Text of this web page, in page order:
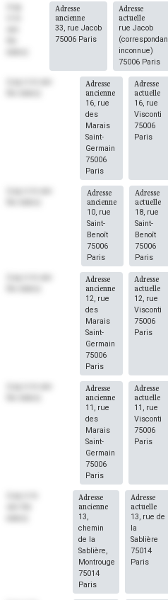
Adresse
ancienne
33, rue Jacob
75006 Paris
Adresse
actuelle
rue Jacob
inconnue)
75006 Paris
Adresse
ancienne
16, rue
des
Marais
Saint-
Germain
75006
Paris
Adresse
actuelle
16, rue
Visconti
75006
Paris
Adresse
ancienne
10, rue
Saint-
Benoît
75006
Paris
Adresse
actuelle
18, rue
Saint-
Benoît
75006
Paris
Adresse
ancienne
12, rue
des
Marais
Saint-
Germain
75006
Paris
Adresse
actuelle
12, rue
Visconti
75006
Paris
Adresse
ancienne
11, rue
des
Marais
Saint-
Germain
75006
Paris
Adresse
actuelle
11, rue
Visconti
75006
Paris
Adresse
ancienne
13,
chemin
de la
Sablière,
Montrouge
75014
Paris
Adresse
actuelle
13, rue de
la
Sablière
75014
Paris